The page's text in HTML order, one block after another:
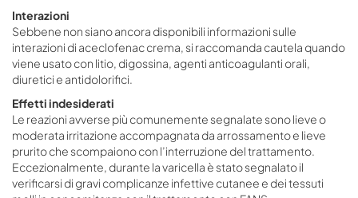
Interazioni
Sebbene non siano ancora disponibili informazioni sulle
interazioni di aceclofenac crema, si raccomanda cautela quando
viene usato con litio, digossina, agenti anticoagulanti orali,
diuretici e antidolorifici.
Effetti indesiderati
Le reazioni avverse più comunemente segnalate sono lieve o
moderata irritazione accompagnata da arrossamento e lieve
prurito che scompaiono con l’interruzione del trattamento.
Eccezionalmente, durante la varicella è stato segnalato il
verificarsi di gravi complicanze infettive cutanee e dei tessuti